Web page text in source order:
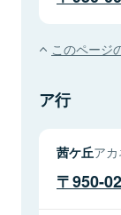
このページ
ア行
茜ケ丘ア
950-